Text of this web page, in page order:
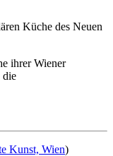
Küche des Neuen
ihrer Wiener
die
Kunst, Wien)